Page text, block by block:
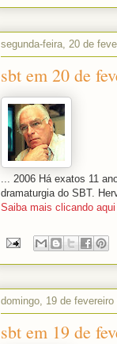
segunda-feira, 20 de
sbt em 20 de
... 2006 Há exatos 11
dramaturgia do SBT.
Saiba mais clicando
domingo, 19 de fevereiro
sbt em 19 de